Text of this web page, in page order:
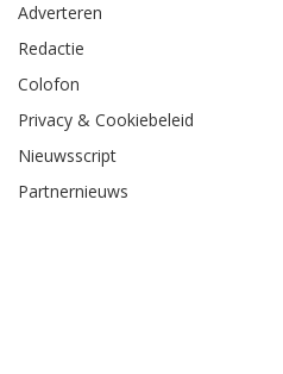
Adverteren
Redactie
Colofon
Privacy & Cookiebeleid
Nieuwsscript
Partnernieuws